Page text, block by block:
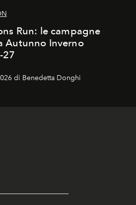
Run: le campagne
Autunno Inverno
27
di Benedetta Donghi